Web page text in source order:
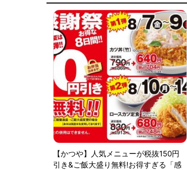
【かつや】人気メニューが税抜150円
引き&ご飯大盛り無料!お得すぎる「感